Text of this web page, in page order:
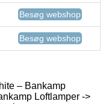
Besøg webshop
Besøg webshop
– Bankamp
Loftlamper ->